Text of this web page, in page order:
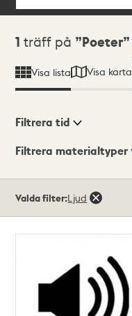
Sökresultat
1 träff på Poeter
Visa lista Visa karta
Visningsläge
Filtrera tid
Filtrera materialtyper
träffar
Valda filter:Ljud